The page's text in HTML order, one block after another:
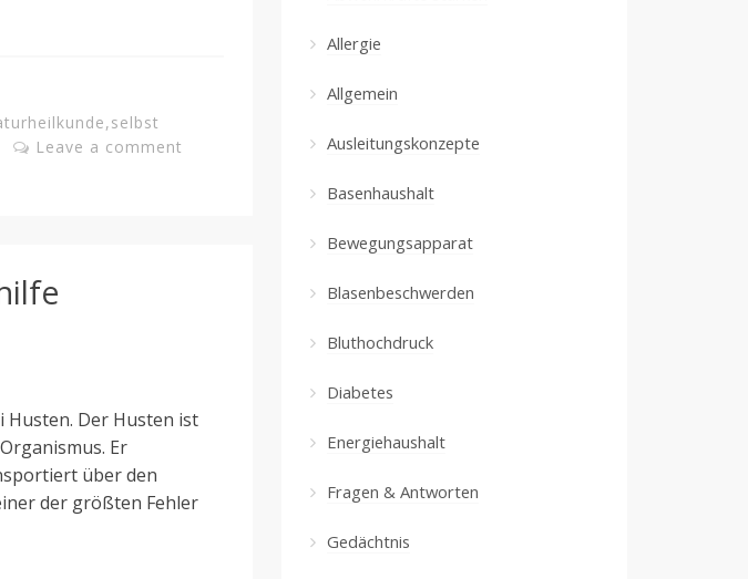
,selbst
Leave a comment
Der Husten ist
Er
über den
der größten Fehler
Allergie
Allgemein
Ausleitungskonzepte
Basenhaushalt
Bewegungsapparat
Blasenbeschwerden
Bluthochdruck
Diabetes
Energiehaushalt
Fragen & Antworten
Gedächtnis